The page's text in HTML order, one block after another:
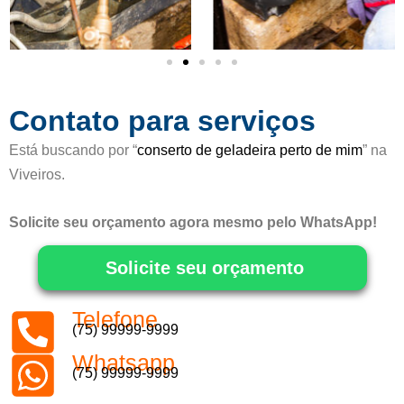
5
d
Contato para serviços
Está buscando por “conserto de geladeira perto de mim” na
Viveiros.
Solicite seu orçamento agora mesmo pelo WhatsApp!
Solicite seu orçamento
Telefone
(75) 99999-9999
Whatsapp
(75) 99999-9999